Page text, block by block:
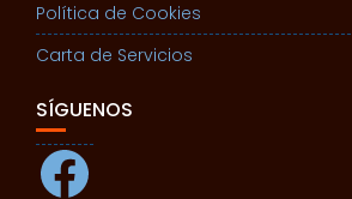
Política de Cookies
Carta de Servicios
SÍGUENOS
Facebook